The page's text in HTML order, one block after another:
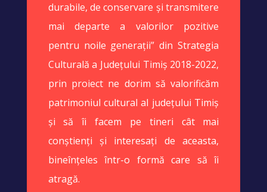
durabile, de conservare și transmitere
mai departe a valorilor pozitive
pentru noile generații” din Strategia
Culturală a Județului Timiș 2018-2022,
prin proiect ne dorim să valorificăm
patrimoniul cultural al județului Timiș
și să îi facem pe tineri cât mai
conștienți și interesați de aceasta,
bineînțeles într-o formă care să îi
atragă.